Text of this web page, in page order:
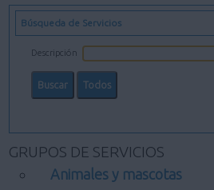
MI CARPETA
INFORMACIÓN
Búsqueda de Servicios
Descripción
GRUPOS DE SERVICIOS
Animales y mascotas